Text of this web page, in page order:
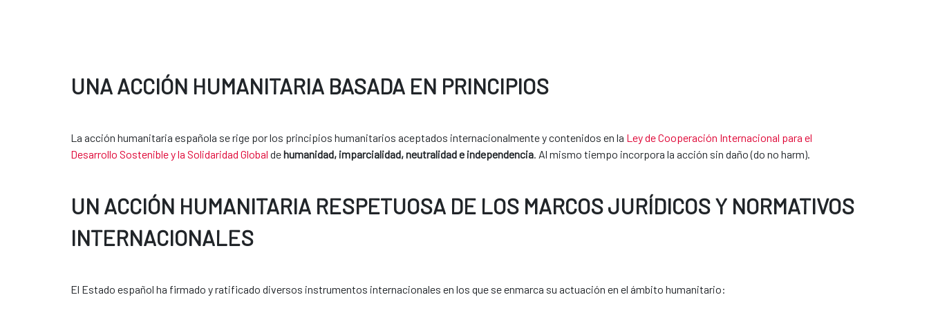
UNA ACCIÓN HUMANITARIA BASADA EN PRINCIPIOS
La acción humanitaria española se rige por los principios humanitarios aceptados internacionalmente y contenidos en la Ley de Cooperación Internacional para el
Desarrollo Sostenible y la Solidaridad Global dehumanidad, imparcialidad, neutralidad e independencia . Al mismo tiempo incorpora la acción sin daño (do no harm).
UN ACCIÓN HUMANITARIA RESPETUOSA DE LOS MARCOS JURÍDICOS Y NORMATIVOS
INTERNACIONALES
El Estado español ha firmado y ratificado diversos instrumentos internacionales en los que se enmarca su actuación en el ámbito humanitario: